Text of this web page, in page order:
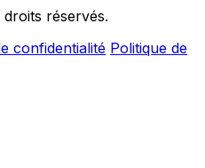
réservés.
confidentialité Politique de